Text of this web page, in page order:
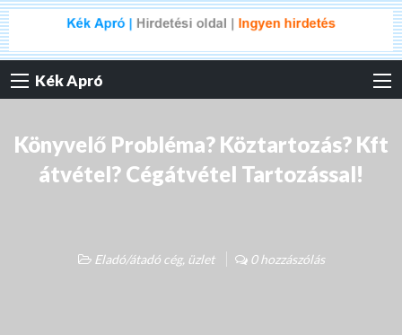
Kék Apró
Könyvelő Probléma? Köztartozás? Kft
átvétel? Cégátvétel Tartozással!
Eladó/átadó cég, üzlet 0 hozzászólás